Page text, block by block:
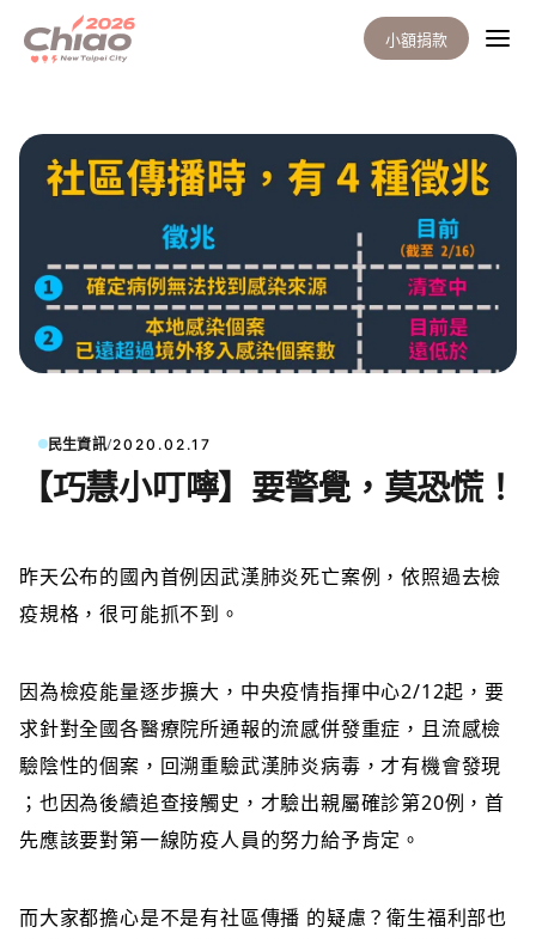
小額捐款
民生資訊/2020.02.17
【巧慧小叮嚀】要警覺，莫恐慌！
昨天公布的國內首例因武漢肺炎死亡案例，依照過去檢
疫規格，很可能抓不到。
因為檢疫能量逐步擴大，中央疫情指揮中心2/12起，要
求針對全國各醫療院所通報的流感併發重症，且流感檢
驗陰性的個案，回溯重驗武漢肺炎病毒，才有機會發現
；也因為後續追查接觸史，才驗出親屬確診第20例，首
先應該要對第一線防疫人員的努力給予肯定。
而大家都擔心是不是有社區傳播 的疑慮？衛生福利部也